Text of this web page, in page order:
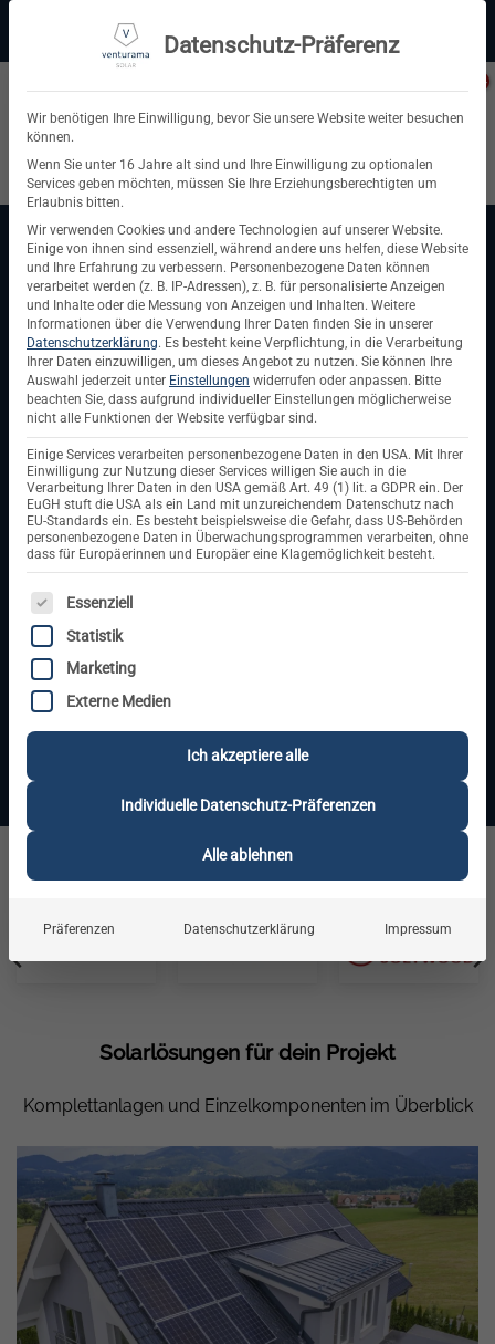
springen
+49 (0) 64 64 37 19 5 - 0
Suchen
nach:
Photovoltaikanlagen
für Ihre Energieunabhängigkeit.
Hochwertige Komplettsets und
Stromversorgung – geprüft, langlebig und
schnell geliefert.
Jetzt passende PV-Anlage
Unsere Marken
Solarlösungen für dein Projekt
Komplettanlagen und Einzelkomponenten im Überblick
Datenschutz-Präferenz
Wir benötigen Ihre Einwilligung, bevor Sie unsere Website weiter besuchen
können.
Wenn Sie unter 16 Jahre alt sind und Ihre Einwilligung zu optionalen
Services geben möchten, müssen Sie Ihre Erziehungsberechtigten um
Erlaubnis bitten.
Wir verwenden Cookies und andere Technologien auf unserer Website.
Einige von ihnen sind essenziell, während andere uns helfen, diese Website
und Ihre Erfahrung zu verbessern. Personenbezogene Daten können
verarbeitet werden (z. B. IP-Adressen), z. B. für personalisierte Anzeigen
und Inhalte oder die Messung von Anzeigen und Inhalten. Weitere
Informationen über die Verwendung Ihrer Daten finden Sie in unserer
Datenschutzerklärung. Es besteht keine Verpflichtung, in die Verarbeitung
Ihrer Daten einzuwilligen, um dieses Angebot zu nutzen. Sie können Ihre
Auswahl jederzeit unter Einstellungen widerrufen oder anpassen. Bitte
beachten Sie, dass aufgrund individueller Einstellungen möglicherweise
nicht alle Funktionen der Website verfügbar sind.
Einige Services verarbeiten personenbezogene Daten in den USA. Mit Ihrer
Einwilligung zur Nutzung dieser Services willigen Sie auch in die
Verarbeitung Ihrer Daten in den USA gemäß Art. 49 (1) lit. a GDPR ein. Der
EuGH stuft die USA als ein Land mit unzureichendem Datenschutz nach
EU-Standards ein. Es besteht beispielsweise die Gefahr, dass US-Behörden
personenbezogene Daten in Überwachungsprogrammen verarbeiten, ohne
dass für Europäerinnen und Europäer eine Klagemöglichkeit besteht.
ES FOLGT EINE LISTE DER SERVICE-GRUPPEN, FÜR DIE
Essenziell
Statistik
Marketing
Externe Medien
Ich akzeptiere alle
Individuelle Datenschutz-Präferenzen
Alle ablehnen
Präferenzen Datenschutzerklärung Impressum